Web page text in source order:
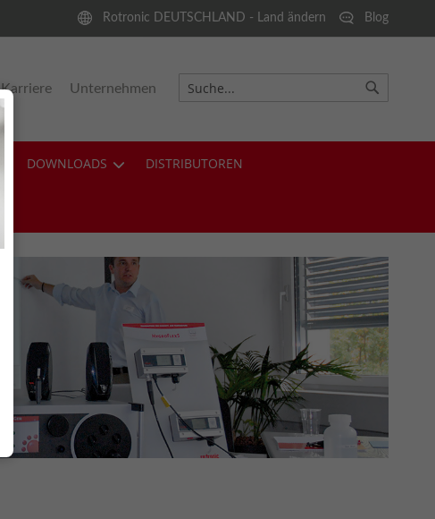
Rotronic DEUTSCHLAND - Land ändern Blog
Karriere Unternehmen
DOWNLOADS DISTRIBUTOREN